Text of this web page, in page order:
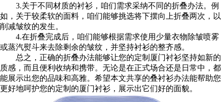
3.关于不同材质的衬衫，咱们需求采纳不同的折叠办法。例
如，关于较柔软的面料，咱们能够挑选将下摆向上折叠两次，以
削减皱纹的发生。
4.在折叠完成后，咱们能够根据需求使用少量衣物除皱喷雾
或蒸汽熨斗来去除剩余的皱纹，并坚持衬衫的整齐感。
总之，正确的折叠办法能够让您的定制厦门衬衫坚持如新的
质感，而且便利收纳和携带。无论是在正式场合还是日常中，都
能展示出您的品味和高雅。希望本文共享的叠衬衫办法能帮助您
更好地呵护您的定制的厦门衬衫，展示出它们好的面貌。